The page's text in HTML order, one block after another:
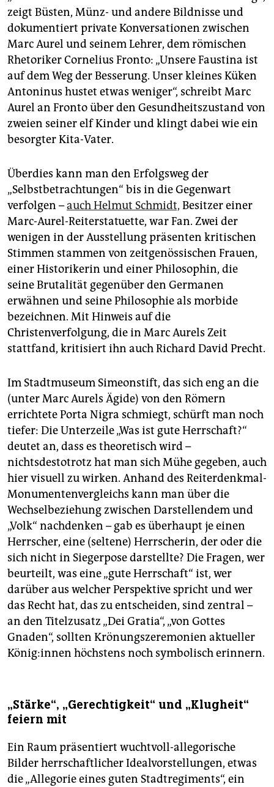
zeigt Büsten, Münz- und andere Bildnisse und
dokumentiert private Konversationen zwischen
Marc Aurel und seinem Lehrer, dem römischen
Rhetoriker Cornelius Fronto: „Unsere Faustina ist
auf dem Weg der Besserung. Unser kleines Küken
Antoninus hustet etwas weniger“, schreibt Marc
Aurel an Fronto über den Gesundheitszustand von
zweien seiner elf Kinder und klingt dabei wie ein
besorgter Kita-Vater.
Überdies kann man den Erfolgsweg der
„Selbstbetrachtungen“ bis in die Gegenwart
verfolgen –auch Helmut Schmidt, Besitzer einer
Marc-Aurel-Reiterstatuette, war Fan. Zwei der
wenigen in der Ausstellung präsenten kritischen
Stimmen stammen von zeitgenössischen Frauen,
einer Historikerin und einer Philosophin, die
seine Brutalität gegenüber den Germanen
erwähnen und seine Philosophie als morbide
bezeichnen. Mit Hinweis auf die
Christenverfolgung, die in Marc Aurels Zeit
stattfand, kritisiert ihn auch Richard David Precht.
Im Stadtmuseum Simeonstift, das sich eng an die
(unter Marc Aurels Ägide) von den Römern
errichtete Porta Nigra schmiegt, schürft man noch
tiefer: Die Unterzeile „Was ist gute Herrschaft?“
deutet an, dass es theoretisch wird –
nichtsdestotrotz hat man sich Mühe gegeben, auch
hier visuell zu wirken. Anhand des Reiterdenkmal-
Monumentenvergleichs kann man über die
Wechselbeziehung zwischen Darstellendem und
„Volk“ nachdenken – gab es überhaupt je einen
Herrscher, eine (seltene) Herrscherin, der oder die
sich nicht in Siegerpose darstellte? Die Fragen, wer
beurteilt, was eine „gute Herrschaft“ ist, wer
darüber aus welcher Perspektive spricht und wer
das Recht hat, das zu entscheiden, sind zentral –
an den Titelzusatz „Dei Gratia“, „von Gottes
Gnaden“, sollten Krönungszeremonien aktueller
Kö­ni­g:in­nen höchstens noch symbolisch erinnern.
„Stärke“, „Gerechtigkeit“ und „Klugheit“
feiern mit
Ein Raum präsentiert wuchtvoll-allegorische
Bilder herrschaftlicher Idealvorstellungen, etwas
die „Allegorie eines guten Stadtregiments“, ein